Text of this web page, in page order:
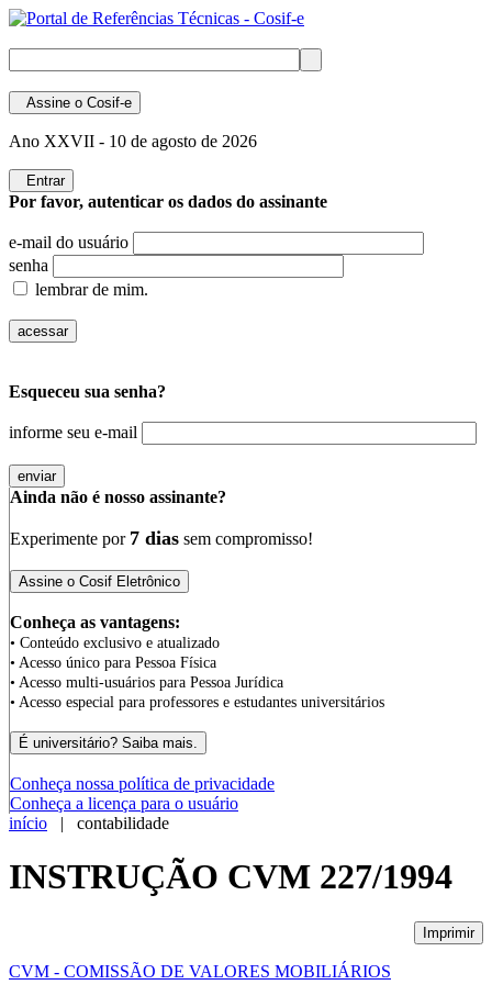
Assine o Cosif-e
Ano XXVII - 10 de agosto de 2026
Entrar
Por favor, autenticar os dados do assinante
e-mail do usuário
senha
lembrar de mim.
Esqueceu sua senha?
informe seu e-mail
Ainda não é nosso assinante?
Experimente por 7 dias sem compromisso!
Conheça as vantagens:
• Conteúdo exclusivo e atualizado
• Acesso único para Pessoa Física
• Acesso multi-usuários para Pessoa Jurídica
• Acesso especial para professores e estudantes universitários
Conheça nossa política de privacidade
Conheça a licença para o usuário
início | contabilidade
INSTRUÇÃO CVM 227/1994
Imprimir
CVM - COMISSÃO DE VALORES MOBILIÁRIOS